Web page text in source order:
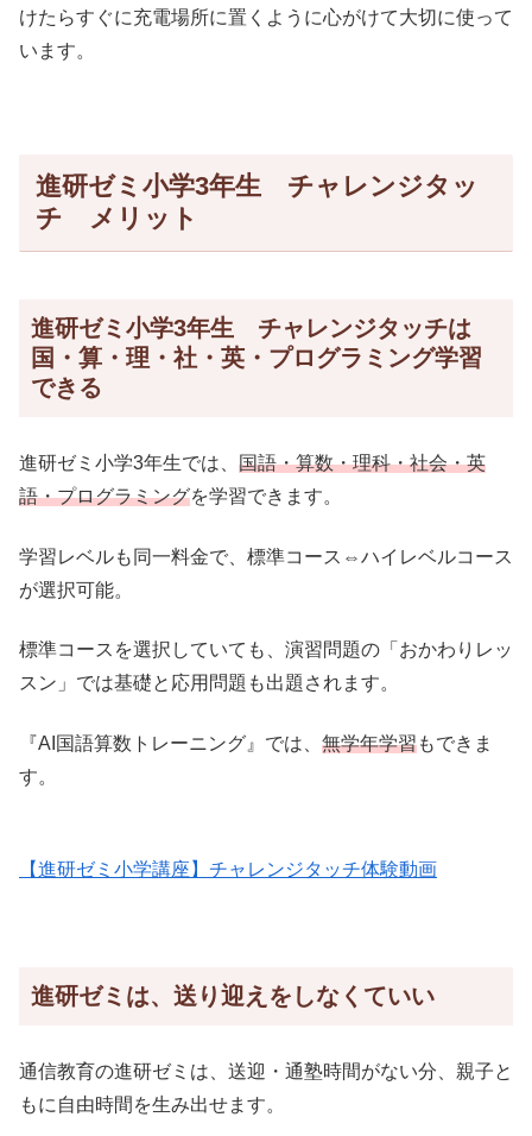
けたらすぐに充電場所に置くように心がけて大切に使って
います。
進研ゼミ小学3年生 チャレンジタッ
チ メリット
進研ゼミ小学3年生 チャレンジタッチは
国・算・理・社・英・プログラミング学習
できる
進研ゼミ小学3年生では、 国語・算数・理科・社会・英
語・プログラミングを学習できます。
学習レベルも同一料金で、標準コース⇔ハイレベルコース
が選択可能。
標準コースを選択していても、演習問題の「おかわりレッ
スン」では基礎と応用問題も出題されます。
『AI国語算数トレーニング』では、 無学年学習もできま
す。
【進研ゼミ小学講座】チャレンジタッチ体験動画
進研ゼミは、送り迎えをしなくていい
通信教育の進研ゼミは、送迎・通塾時間がない分、親子と
もに自由時間を生み出せます。